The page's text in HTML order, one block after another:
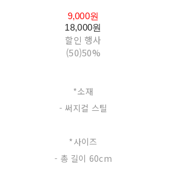
9,000원
18,000원
할인 행사
(50)50%
*소재
- 써지컬 스틸
*사이즈
- 총 길이 60cm